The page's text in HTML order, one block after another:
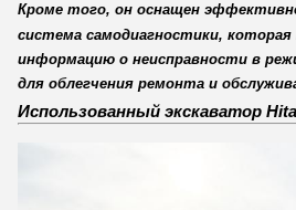
Кроме того, он оснащен
система самодиагностики,
информацию о неисправности в
для облегчения ремонта и
Использованный экскаватор